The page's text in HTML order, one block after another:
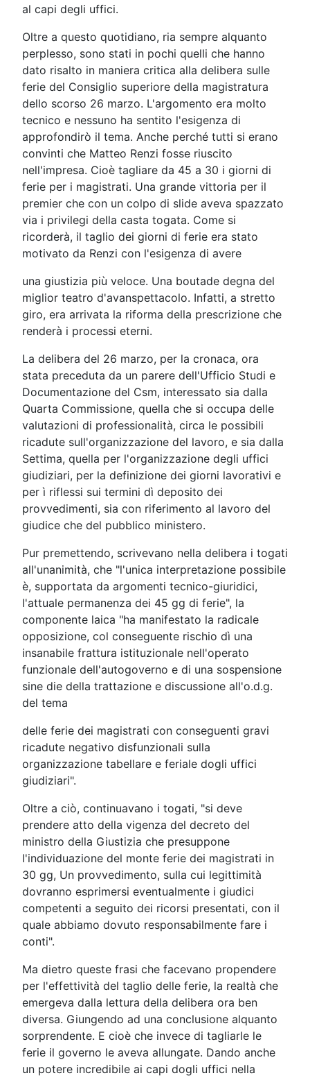
al capi degli uffici.
Oltre a questo quotidiano, ria sempre alquanto
perplesso, sono stati in pochi quelli che hanno
dato risalto in maniera critica alla delibera sulle
ferie del Consiglio superiore della magistratura
dello scorso 26 marzo. L'argomento era molto
tecnico e nessuno ha sentito l'esigenza di
approfondirò il tema. Anche perché tutti si erano
convinti che Matteo Renzi fosse riuscito
nell'impresa. Cioè tagliare da 45 a 30 i giorni di
ferie per i magistrati. Una grande vittoria per il
premier che con un colpo di slide aveva spazzato
via i privilegi della casta togata. Come si
ricorderà, il taglio dei giorni di ferie era stato
motivato da Renzi con l'esigenza di avere
una giustizia più veloce. Una boutade degna del
miglior teatro d'avanspettacolo. Infatti, a stretto
giro, era arrivata la riforma della prescrizione che
renderà i processi eterni.
La delibera del 26 marzo, per la cronaca, ora
stata preceduta da un parere dell'Ufficio Studi e
Documentazione del Csm, interessato sia dalla
Quarta Commissione, quella che si occupa delle
valutazioni di professionalità, circa le possibili
ricadute sull'organizzazione del lavoro, e sia dalla
Settima, quella per l'organizzazione degli uffici
giudiziari, per la definizione dei giorni lavorativi e
per ì riflessi sui termini dì deposito dei
provvedimenti, sia con riferimento al lavoro del
giudice che del pubblico ministero.
Pur premettendo, scrivevano nella delibera i togati
all'unanimità, che "l'unica interpretazione possibile
è, supportata da argomenti tecnico-giuridici,
l'attuale permanenza dei 45 gg di ferie", la
componente laica "ha manifestato la radicale
opposizione, col conseguente rischio dì una
insanabile frattura istituzionale nell'operato
funzionale dell'autogoverno e di una sospensione
sine die della trattazione e discussione all'o.d.g.
del tema
delle ferie dei magistrati con conseguenti gravi
ricadute negativo disfunzionali sulla
organizzazione tabellare e feriale dogli uffici
giudiziari".
Oltre a ciò, continuavano i togati, "si deve
prendere atto della vigenza del decreto del
ministro della Giustizia che presuppone
l'individuazione del monte ferie dei magistrati in
30 gg, Un provvedimento, sulla cui legittimità
dovranno esprimersi eventualmente i giudici
competenti a seguito dei ricorsi presentati, con il
quale abbiamo dovuto responsabilmente fare i
conti".
Ma dietro queste frasi che facevano propendere
per l'effettività del taglio delle ferie, la realtà che
emergeva dalla lettura della delibera ora ben
diversa. Giungendo ad una conclusione alquanto
sorprendente. E cioè che invece di tagliarle le
ferie il governo le aveva allungate. Dando anche
un potere incredibile ai capi dogli uffici nella